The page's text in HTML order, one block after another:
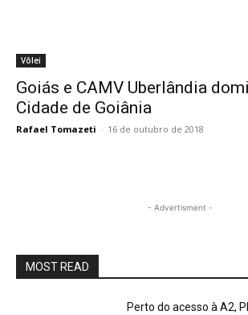
Vôlei
Goiás e CAMV Uberlândia
Cidade de Goiânia
Rafael Tomazeti - 16 de outubro de 2018
- Advertisment -
MOST READ
Perto do acesso à A2,